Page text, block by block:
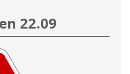
22.09